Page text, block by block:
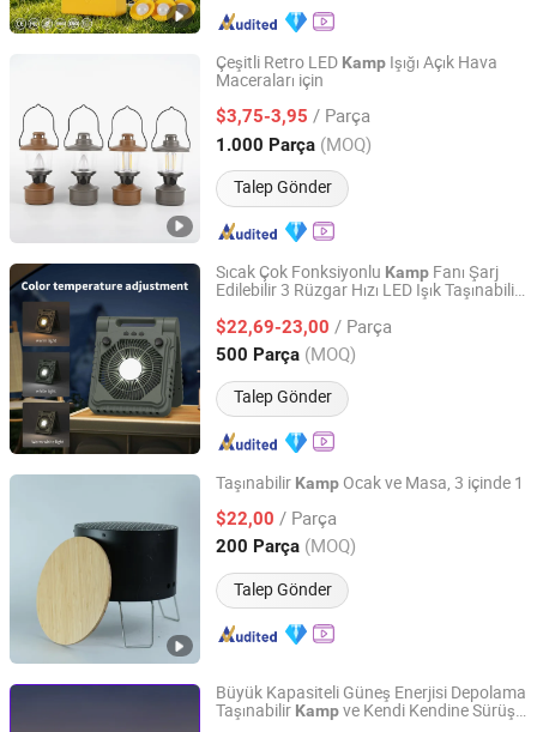
Çeşitli Retro LED Kamp Işığı Açık Hava
Maceraları için
$3,75-3,95 / Parça
1.000 Parça (MOQ)
Talep Gönder
KAM SING STATIONERY & GIFT (YUYAO) CO., LTD.
Zhejiang, China Fiyat 2024
Sıcak Çok Fonksiyonlu Kamp Fanı Şarj
Edilebilir 3 Rüzgar Hızı LED Işık Taşınabilir
$22,69-23,00 / Parça
500 Parça (MOQ)
Talep Gönder
Ninghai Sohot Electrical Appliances Co., Ltd.
Zhejiang, China Fiyat 2026
Taşınabilir Kamp Ocak ve Masa, 3 içinde 1
$22,00 / Parça
200 Parça (MOQ)
Talep Gönder
Jiangmen HC Koinen Hardware Factory
Guangdong, China Fiyat 2019
Büyük Kapasiteli Güneş Enerjisi Depolama
Taşınabilir Kampve Kendi Kendine Sürüş
Xiamen Anzhiyan Industrial and Trade Co., Ltd.